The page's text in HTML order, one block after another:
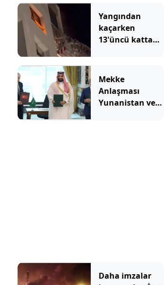
düştüğü anlar
ortaya çıktı
Yangından
kaçarken
13'üncü kattan
Mekke
Anlaşması
Yunanistan ve
Daha imzalar